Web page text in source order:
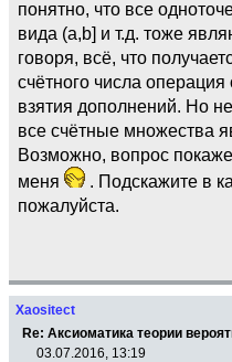
понятно, что все
вида (а,b] и т.д. тоже
говоря, всё, что
счётного числа
взятия дополнений. Но
все счётные множества
Возможно, вопрос
меня
. Подскажите в
пожалуйста.
Xaositect
Re: Аксиоматика теории
03.07.2016, 13:19